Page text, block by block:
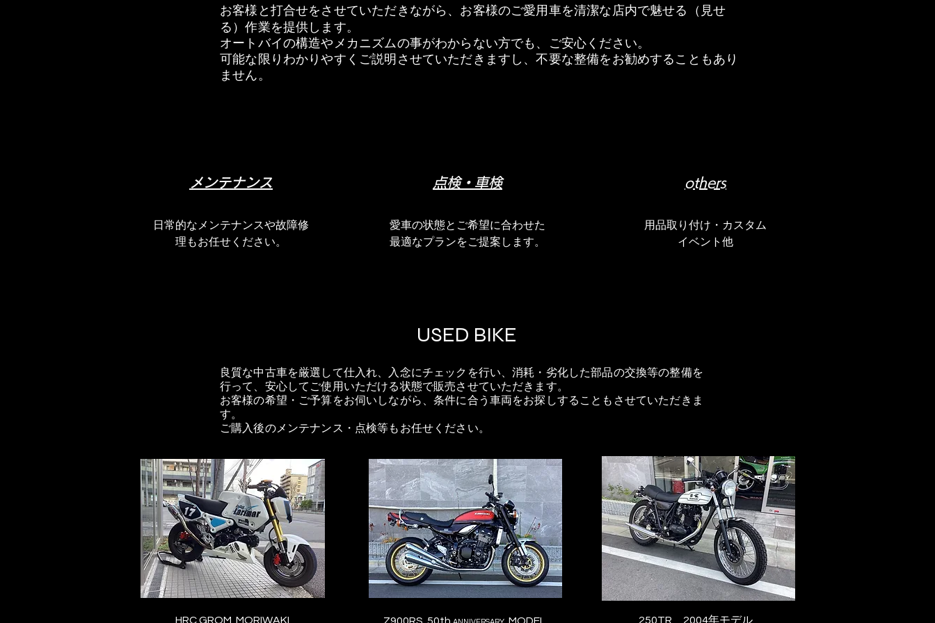
​お客様と打合せをさせていただきながら、お客様のご愛用車を清潔な店内で魅せる（見せ
る）作業を提供します。
オートバイの構造やメカニズムの事がわからない方でも、ご安心ください。
​可能な限りわかりやすくご説明させていただきますし、不要な整備をお勧めすることもあり
ません。
メンテナンス
​日常的なメンテナンスや故障修
理もお任せください。
点検・車検
愛車の状態とご希望に合わせた
最適なプランをご提案します。
others
用品取り付け・カスタム
​イベント他
USED BIKE
良質な中古車を厳選して仕入れ、入念にチェックを行い、消耗・劣化した部品の交換等の整備を
行って、安心してご使用いただける状態で販売させていただきます。
お客様の希望・ご予算をお伺いしながら、条件に合う車両をお探しすることもさせていただきま
す。
ご購入後のメンテナンス・点検等もお任せください。
HRC GROM MORIWAKI 250TR 2004年モデル